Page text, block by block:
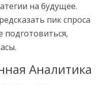
на будущее.
пик спроса
Аналитика